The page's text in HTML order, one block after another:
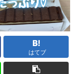
はてブ